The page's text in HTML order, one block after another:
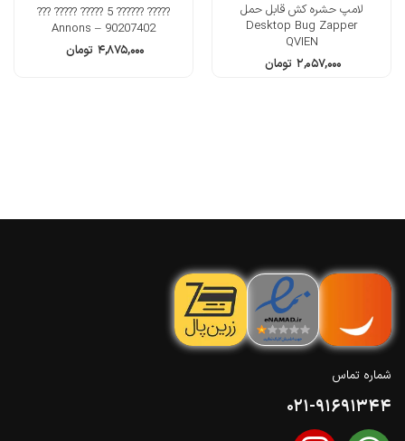
لامپ حشره کش قابل حمل
Desktop Bug Zapper
QVIEN
۲,۰۵۷,۰۰۰ تومان
????? ?????? 5 ????? ????? ???
Annons – 90207402
۴,۸۷۵,۰۰۰ تومان
شماره تماس
021-91691344